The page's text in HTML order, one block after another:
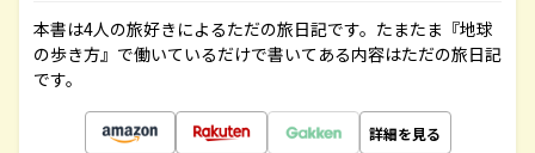
本書は4人の旅好きによるただの旅日記です。たまたま『地球
の歩き方』で働いているだけで書いてある内容はただの旅日記
です。
詳細を見る